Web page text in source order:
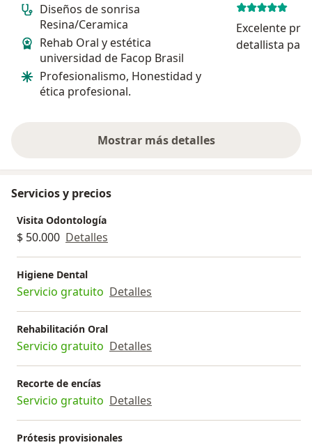
Diseños de sonrisa
Resina/Ceramica
Rehab Oral y estética
universidad de Facop Brasil
Profesionalismo, Honestidad y
ética profesional.
Excelente
detallista
Mostrar más detalles
sobre la experiencia
Servicios y precios
Visita Odontología
$ 50.000 Detalles
Higiene Dental
Servicio gratuito Detalles
Rehabilitación Oral
Servicio gratuito Detalles
Recorte de encías
Servicio gratuito Detalles
Prótesis provisionales